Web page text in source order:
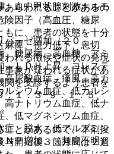
らわれることがあるの
険因子（高血圧、糖尿
もに、患者の状態を十分
麻痺、視力低下、息切
われる徴候や症状の発現
事象が疑われる症状があ
関を受診するよう患者を
．１．３−９．１．５、
とがあるので、本剤投
開始後３箇月間は２週
、血中甲状腺刺激ホルモ
ーゼ増加（２０．
、糖尿病、高血糖、アミ
、ＬＤＨ上昇、コレステ
高尿酸血症、痛風、高カ
ルシウム血症、低カルシ
高ナトリウム血症、低ナ
低マグネシウム血症、
症、脱水、低アルブミン
ＮＰ増加、（頻度不明）